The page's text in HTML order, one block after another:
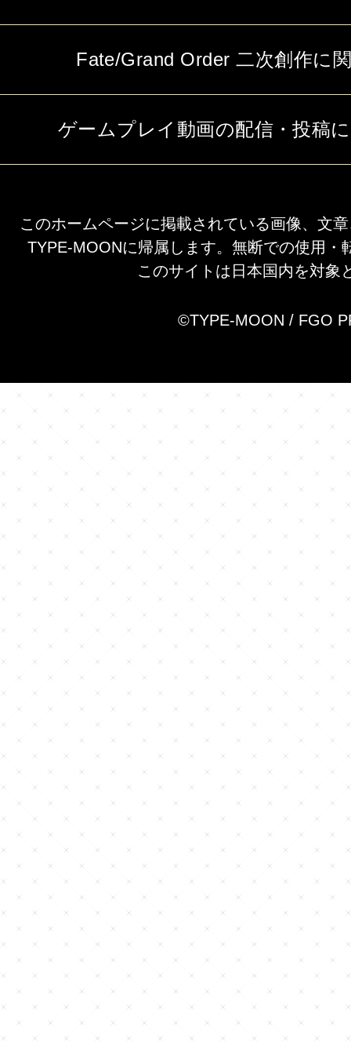
Fate/Grand Order 二次創作に
ゲームプレイ動画の配信・投稿
このホームページに掲載されている画像、文
TYPE-MOONに帰属します。無断での使用・
このサイトは日本国内を対象
©TYPE-MOON / FGO